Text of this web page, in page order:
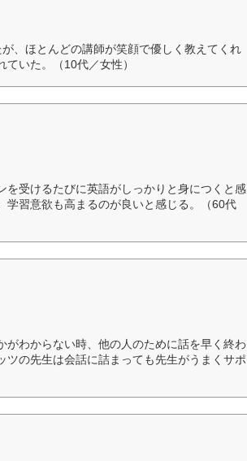
、ほとんどの講師が笑顔で優しく教えてくれ
いた。（10代／女性）
受けるたびに英語がしっかりと身につくと感
学習意欲も高まるのが良いと感じる。（60代
わからない時、他の人のために話を早く終わ
の先生は会話に詰まっても先生がうまくサポ